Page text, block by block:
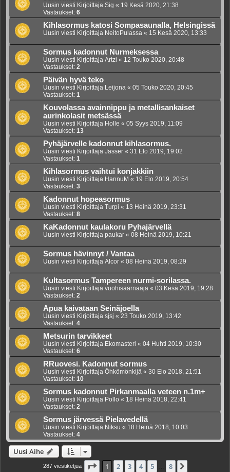
Uusin viesti Kirjoittaja Sig « 19 Kesä 2020, 21:38
Vastaukset: 6
Kihlasormus katosi Sompasaunalla, Helsingissä
Uusin viesti Kirjoittaja NeitoPulassa « 15 Kesä 2020, 13:33
Sormus kadonnut Nurmeksessa
Uusin viesti Kirjoittaja Artzi « 12 Touko 2020, 20:48
Vastaukset: 2
Päivän hyvä teko
Uusin viesti Kirjoittaja Leijona « 05 Touko 2020, 20:45
Vastaukset: 1
Kouvolassa avainnippu ja metallisankaiset
aurinkolasit metsässä
Uusin viesti Kirjoittaja Holle « 05 Syys 2019, 11:09
Vastaukset: 13
Pyhäjärvelle kadonnut kihlasormus.
Uusin viesti Kirjoittaja Jasser « 31 Elo 2019, 19:02
Vastaukset: 1
Kihlasormus vaihtui konjakkiin
Uusin viesti Kirjoittaja HannuM « 19 Elo 2019, 20:54
Vastaukset: 3
Kadonnut hopeasormus
Uusin viesti Kirjoittaja Turpi « 13 Heinä 2019, 23:31
Vastaukset: 8
KaKadonnut kaulakoru Pyhajärvellä
Uusin viesti Kirjoittaja paukar « 08 Heinä 2019, 10:21
Sormus hävinnyt / Vantaa
Uusin viesti Kirjoittaja Alcor « 08 Heinä 2019, 08:29
Kultasormus Tampereen nurmi-sorilassa.
Uusin viesti Kirjoittaja vuohisaarnaaja « 03 Kesä 2019, 19:28
Vastaukset: 2
Apua kaivataan Seinäjoella
Uusin viesti Kirjoittaja sjsj « 23 Touko 2019, 13:42
Vastaukset: 4
Metsurin tarvikkeet
Uusin viesti Kirjoittaja Ekomasteri « 04 Huhti 2019, 10:30
Vastaukset: 6
RRuovesi. Kadonnut sormus
Uusin viesti Kirjoittaja Öhkömönkijä « 30 Elo 2018, 21:51
Vastaukset: 10
Sormus kadonnut Pirkanmaalla veteen n.1m+
Uusin viesti Kirjoittaja Pollo « 18 Heinä 2018, 22:41
Vastaukset: 2
Sormus järvessä Pielavedellä
Uusin viesti Kirjoittaja Niksu « 18 Heinä 2018, 10:03
Vastaukset: 4
Uusi Aihe
287 viestiketjua Sivu /8
1 2 3 4 5 8